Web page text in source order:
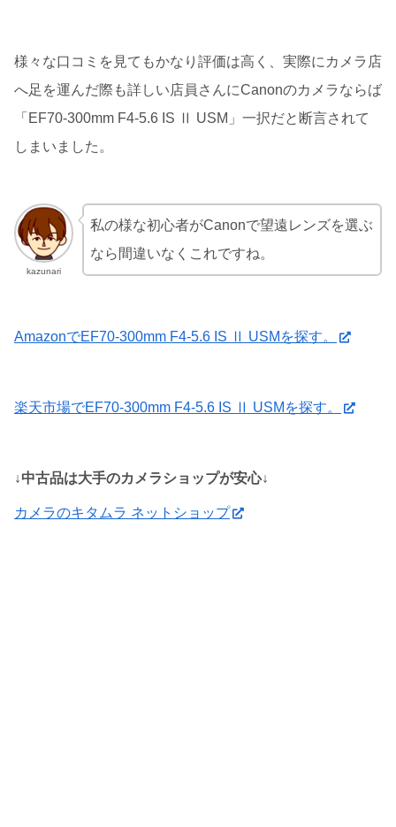
様々な口コミを見てもかなり評価は高く、実際にカメラ店
へ足を運んだ際も詳しい店員さんにCanonのカメラならば
「EF70-300mm F4-5.6 IS Ⅱ USM」一択だと断言されて
しまいました。
kazunari
私の様な初心者がCanonで望遠レンズを選ぶ
なら間違いなくこれですね。
AmazonでEF70-300mm F4-5.6 IS Ⅱ USMを探す。
楽天市場でEF70-300mm F4-5.6 IS Ⅱ USMを探す。
↓中古品は大手のカメラショップが安心↓
カメラのキタムラ ネットショップ